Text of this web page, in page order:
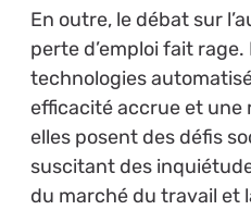
En outre, le débat sur
perte d’emploi fait rage.
technologies
efficacité accrue et une
elles posent des défis
suscitant des
du marché du travail et